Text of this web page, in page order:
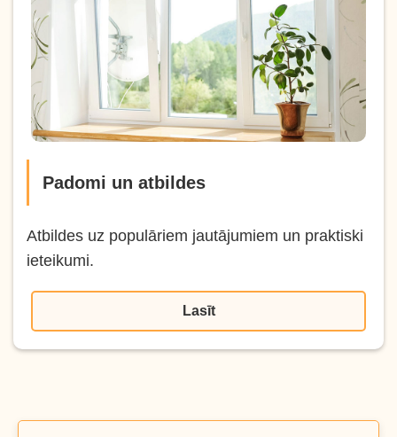
Padomi un atbildes
Atbildes uz populāriem jautājumiem un praktiski
ieteikumi.
Lasīt